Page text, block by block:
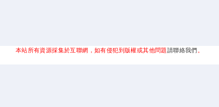
本站所有資源採集於互聯網，如有侵犯到版權或其他問題請聯絡我們 。